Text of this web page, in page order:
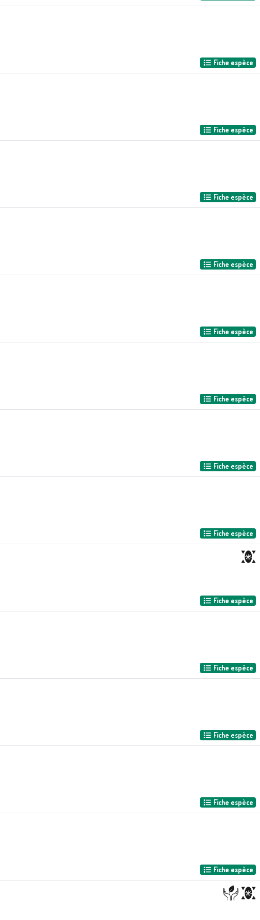
Fiche espèce
Fiche espèce
Fiche espèce
Fiche espèce
Fiche espèce
Fiche espèce
Fiche espèce
Fiche espèce
Fiche espèce
Fiche espèce
Fiche espèce
Fiche espèce
Fiche espèce